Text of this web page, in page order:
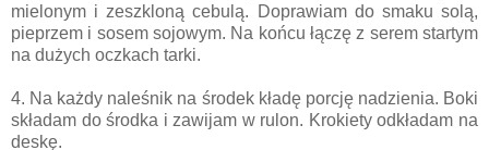
mielonym i zeszkloną cebulą. Doprawiam do smaku solą,
pieprzem i sosem sojowym. Na końcu łączę z serem startym
na dużych oczkach tarki.
4. Na każdy naleśnik na środek kładę porcję nadzienia. Boki
składam do środka i zawijam w rulon. Krokiety odkładam na
deskę.